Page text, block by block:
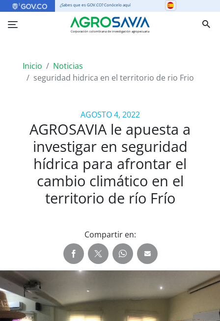
¿Sabes que es GOV.CO? Conócelo aquí
Corporación colombiana de investigación agropecuaria
Inicio
Noticias
seguridad hidrica en el territorio de rio Frio
AGOSTO 4, 2022
AGROSAVIA le apuesta a
investigar en seguridad
hídrica para afrontar el
cambio climático en el
territorio de río Frío
Compartir en: